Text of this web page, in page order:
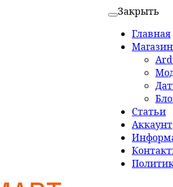
Закрыть
Главная
Магазин
Статьи
Аккаунт